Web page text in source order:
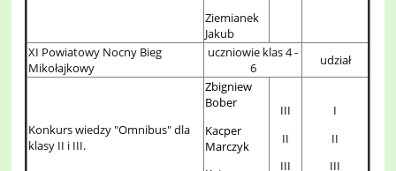
Ziemianek
Jakub
XI Powiatowy Nocny Bieg
Mikołajkowy
uczniowie klas 4 -
6
udział
Konkurs wiedzy "Omnibus" dla
klasy II i III.
Zbigniew
Bober
Kacper
Marczyk
III
II
III
I
II
III